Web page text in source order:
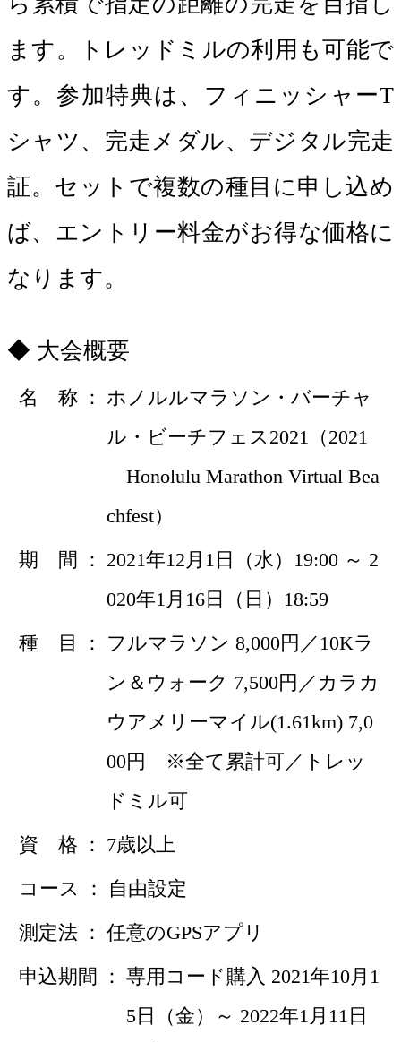
ます。トレッドミルの利用も可能で
す。参加特典は、フィニッシャーT
シャツ、完走メダル、デジタル完走
証。セットで複数の種目に申し込め
ば、エントリー料金がお得な価格に
なります。
大会概要
名 称
ホノルルマラソン・バーチャ
ル・ビーチフェス2021（2021
Honolulu Marathon Virtual Bea
chfest）
期 間
2021年12月1日（水）19:00 ～ 2
020年1月16日（日）18:59
種 目
フルマラソン 8,000円／10Kラ
ン＆ウォーク 7,500円／カラカ
ウアメリーマイル(1.61km) 7,0
00円 ※全て累計可／トレッ
ドミル可
資 格
7歳以上
コース
自由設定
測定法
任意のGPSアプリ
申込期間
専用コード購入 2021年10月1
5日（金）～ 2022年1月11日